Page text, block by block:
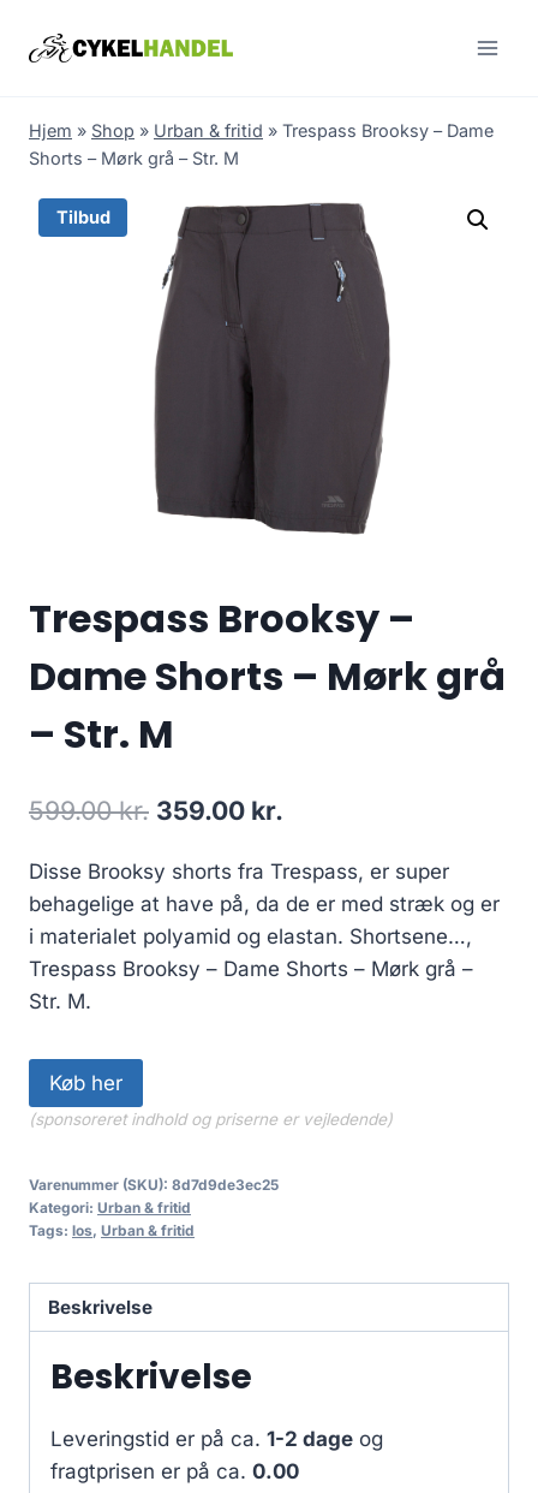
Hjem » Shop » Urban & fritid » Trespass Brooksy – Dame
Shorts – Mørk grå – Str. M
Tilbud
Trespass Brooksy –
Dame Shorts – Mørk grå
– Str. M
599.00kr. Original
was:
599.00 kr..
359.00 kr.
is:
359.00 kr..
Disse Brooksy shorts fra Trespass, er super
behagelige at have på, da de er med stræk og er
i materialet polyamid og elastan. Shortsene…,
Trespass Brooksy – Dame Shorts – Mørk grå –
Str. M.
Køb her
(sponsoreret indhold og priserne er vejledende)
Varenummer (SKU): 8d7d9de3ec25
Kategori: Urban & fritid
Tags: los, Urban & fritid
Beskrivelse
Beskrivelse
Leveringstid er på ca. 1-2 dage og
fragtprisen er på ca. 0.00